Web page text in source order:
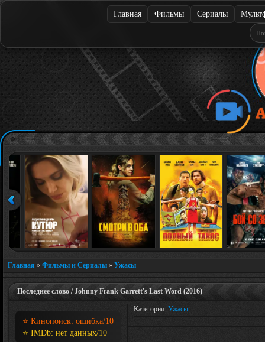
Главная Фильмы Сериалы
Главная » Фильмы и Сериалы » Ужасы
Последнее слово / Johnny Frank Garrett's Last Word (2016)
⭐ Кинопоиск: ошибка/10
⭐ IMDb: нет данных/10
Категория: Ужасы